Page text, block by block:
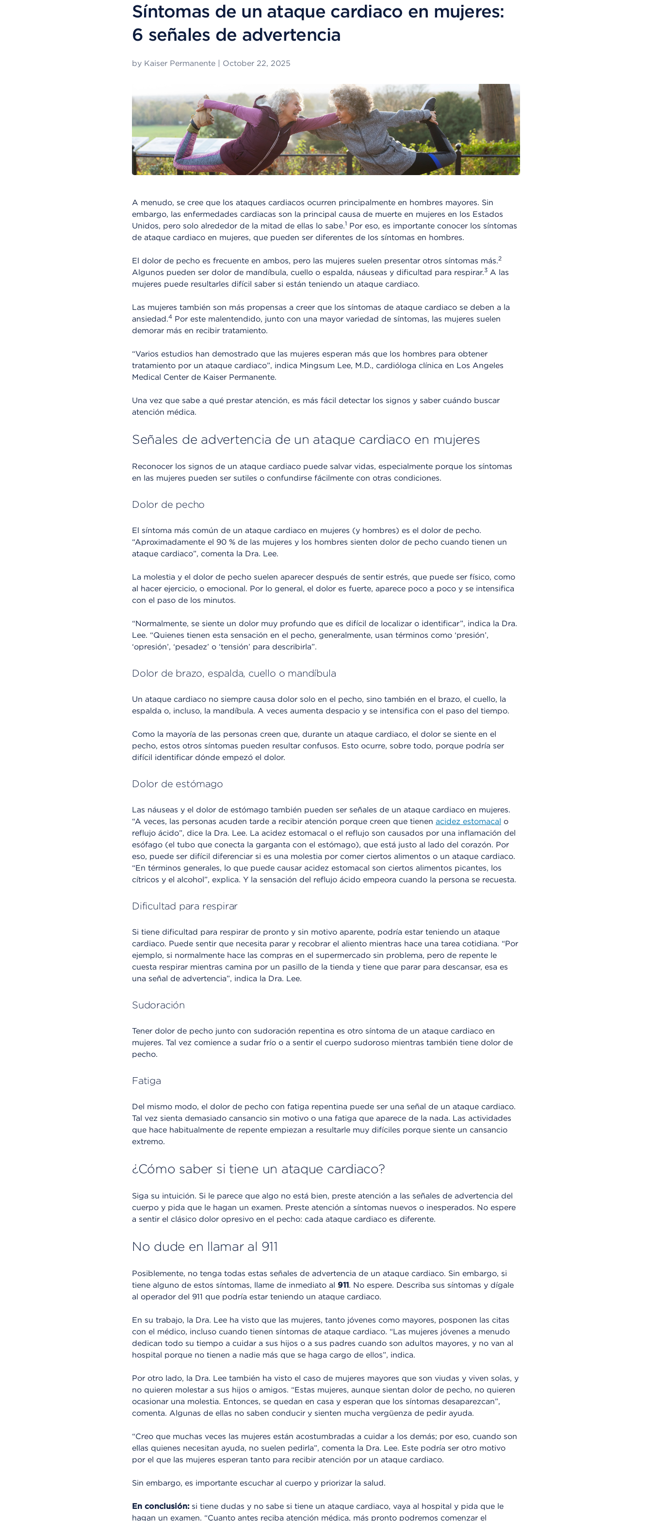
Síntomas de un ataque cardiaco en mujeres:
6 señales de advertencia
by Kaiser Permanente | October 22, 2025
A menudo, se cree que los ataques cardiacos ocurren principalmente en hombres mayores. Sin
embargo, las enfermedades cardiacas son la principal causa de muerte en mujeres en los Estados
Unidos, pero solo alrededor de la mitad de ellas lo sabe.1 Por eso, es importante conocer los síntomas
de ataque cardiaco en mujeres, que pueden ser diferentes de los síntomas en hombres.
El dolor de pecho es frecuente en ambos, pero las mujeres suelen presentar otros síntomas más.2
Algunos pueden ser dolor de mandíbula, cuello o espalda, náuseas y dificultad para respirar.3 A las
mujeres puede resultarles difícil saber si están teniendo un ataque cardiaco.
Las mujeres también son más propensas a creer que los síntomas de ataque cardiaco se deben a la
ansiedad.4 Por este malentendido, junto con una mayor variedad de síntomas, las mujeres suelen
demorar más en recibir tratamiento.
“Varios estudios han demostrado que las mujeres esperan más que los hombres para obtener
tratamiento por un ataque cardiaco”, indica Mingsum Lee, M.D., cardióloga clínica en Los Angeles
Medical Center de Kaiser Permanente.
Una vez que sabe a qué prestar atención, es más fácil detectar los signos y saber cuándo buscar
atención médica.
Señales de advertencia de un ataque cardiaco en mujeres
Reconocer los signos de un ataque cardiaco puede salvar vidas, especialmente porque los síntomas
en las mujeres pueden ser sutiles o confundirse fácilmente con otras condiciones.
Dolor de pecho
El síntoma más común de un ataque cardiaco en mujeres (y hombres) es el dolor de pecho.
“Aproximadamente el 90 % de las mujeres y los hombres sienten dolor de pecho cuando tienen un
ataque cardiaco”, comenta la Dra. Lee.
La molestia y el dolor de pecho suelen aparecer después de sentir estrés, que puede ser físico, como
al hacer ejercicio, o emocional. Por lo general, el dolor es fuerte, aparece poco a poco y se intensifica
con el paso de los minutos.
“Normalmente, se siente un dolor muy profundo que es difícil de localizar o identificar”, indica la Dra.
Lee. “Quienes tienen esta sensación en el pecho, generalmente, usan términos como ‘presión’,
‘opresión’, ‘pesadez’ o ‘tensión’ para describirla”.
Dolor de brazo, espalda, cuello o mandíbula
Un ataque cardiaco no siempre causa dolor solo en el pecho, sino también en el brazo, el cuello, la
espalda o, incluso, la mandíbula. A veces aumenta despacio y se intensifica con el paso del tiempo.
Como la mayoría de las personas creen que, durante un ataque cardiaco, el dolor se siente en el
pecho, estos otros síntomas pueden resultar confusos. Esto ocurre, sobre todo, porque podría ser
difícil identificar dónde empezó el dolor.
Dolor de estómago
Las náuseas y el dolor de estómago también pueden ser señales de un ataque cardiaco en mujeres.
“A veces, las personas acuden tarde a recibir atención porque creen que tienen acidez estomacal o
reflujo ácido”, dice la Dra. Lee. La acidez estomacal o el reflujo son causados por una inflamación del
esófago (el tubo que conecta la garganta con el estómago), que está justo al lado del corazón. Por
eso, puede ser difícil diferenciar si es una molestia por comer ciertos alimentos o un ataque cardiaco.
“En términos generales, lo que puede causar acidez estomacal son ciertos alimentos picantes, los
cítricos y el alcohol”, explica. Y la sensación del reflujo ácido empeora cuando la persona se recuesta.
Dificultad para respirar
Si tiene dificultad para respirar de pronto y sin motivo aparente, podría estar teniendo un ataque
cardiaco. Puede sentir que necesita parar y recobrar el aliento mientras hace una tarea cotidiana. “Por
ejemplo, si normalmente hace las compras en el supermercado sin problema, pero de repente le
cuesta respirar mientras camina por un pasillo de la tienda y tiene que parar para descansar, esa es
una señal de advertencia”, indica la Dra. Lee.
Sudoración
Tener dolor de pecho junto con sudoración repentina es otro síntoma de un ataque cardiaco en
mujeres. Tal vez comience a sudar frío o a sentir el cuerpo sudoroso mientras también tiene dolor de
pecho.
Fatiga
Del mismo modo, el dolor de pecho con fatiga repentina puede ser una señal de un ataque cardiaco.
Tal vez sienta demasiado cansancio sin motivo o una fatiga que aparece de la nada. Las actividades
que hace habitualmente de repente empiezan a resultarle muy difíciles porque siente un cansancio
extremo.
¿Cómo saber si tiene un ataque cardiaco?
Siga su intuición. Si le parece que algo no está bien, preste atención a las señales de advertencia del
cuerpo y pida que le hagan un examen. Preste atención a síntomas nuevos o inesperados. No espere
a sentir el clásico dolor opresivo en el pecho: cada ataque cardiaco es diferente.
No dude en llamar al 911
Posiblemente, no tenga todas estas señales de advertencia de un ataque cardiaco. Sin embargo, si
tiene alguno de estos síntomas, llame de inmediato al 911. No espere. Describa sus síntomas y dígale
al operador del 911 que podría estar teniendo un ataque cardiaco.
En su trabajo, la Dra. Lee ha visto que las mujeres, tanto jóvenes como mayores, posponen las citas
con el médico, incluso cuando tienen síntomas de ataque cardiaco. “Las mujeres jóvenes a menudo
dedican todo su tiempo a cuidar a sus hijos o a sus padres cuando son adultos mayores, y no van al
hospital porque no tienen a nadie más que se haga cargo de ellos”, indica.
Por otro lado, la Dra. Lee también ha visto el caso de mujeres mayores que son viudas y viven solas, y
no quieren molestar a sus hijos o amigos. “Estas mujeres, aunque sientan dolor de pecho, no quieren
ocasionar una molestia. Entonces, se quedan en casa y esperan que los síntomas desaparezcan”,
comenta. Algunas de ellas no saben conducir y sienten mucha vergüenza de pedir ayuda.
“Creo que muchas veces las mujeres están acostumbradas a cuidar a los demás; por eso, cuando son
ellas quienes necesitan ayuda, no suelen pedirla”, comenta la Dra. Lee. Este podría ser otro motivo
por el que las mujeres esperan tanto para recibir atención por un ataque cardiaco.
Sin embargo, es importante escuchar al cuerpo y priorizar la salud.
En conclusión: si tiene dudas y no sabe si tiene un ataque cardiaco, vaya al hospital y pida que le
hagan un examen. “Cuanto antes reciba atención médica, más pronto podremos comenzar el